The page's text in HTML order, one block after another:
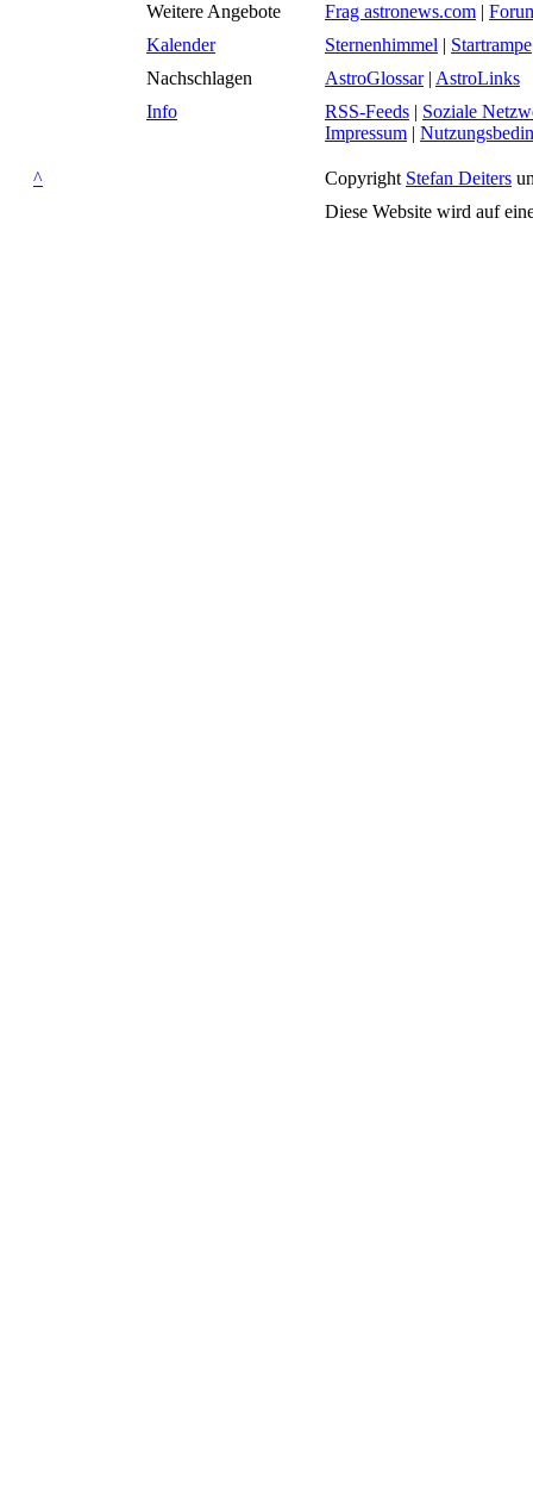
Weitere Angebote
Frag astronews.com |
Kalender
Sternenhimmel | Startrampe
Nachschlagen
AstroGlossar| AstroLinks
Info
RSS-Feeds | Soziale
Impressum |
^ Copyright Stefan Deiters
Diese Website wird auf